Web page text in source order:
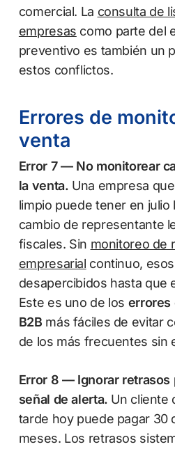
comercial. La consulta de
empresas como parte del
preventivo es también un
estos conflictos.
Errores de
venta
Error 7 — No monitorear
la venta. Una empresa
limpio puede tener en julio
cambio de representante
fiscales. Sin monitoreo de
empresarial continuo,
desapercibidos hasta que
Este es uno de los errores
B2B más fáciles de evitar
de los más frecuentes sin
Error 8 — Ignorar retrasos
señal de alerta. Un cliente
tarde hoy puede pagar 30
meses. Los retrasos